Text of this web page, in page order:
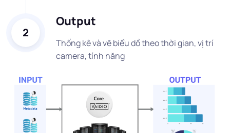
2
Output
Thống kê và vẽ biểu dồ theo thời gian, vị trí
camera, tính năng